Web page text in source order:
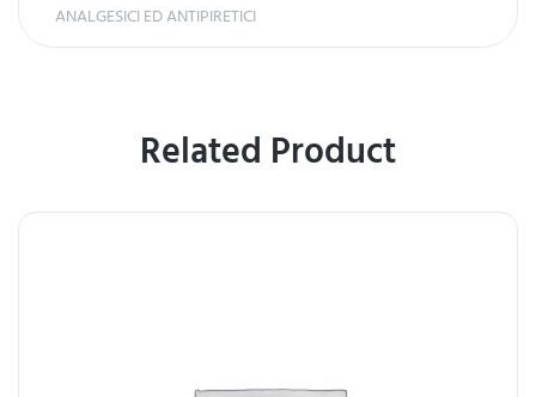
ANALGESICI ED ANTIPIRETICI
Related Product